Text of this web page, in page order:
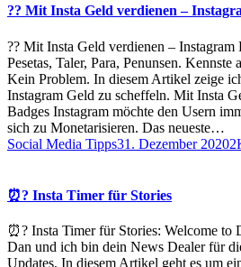
?? Mit Insta Geld verdienen –
?? Mit Insta Geld verdienen – Instagram
Pesetas, Taler, Para, Penunsen. Kennste
Kein Problem. In diesem Artikel zeige
Instagram Geld zu scheffeln. Mit Insta
Badges Instagram möchte den Usern
sich zu Monetarisieren. Das neueste…
Social Media Tipps31. Dezember 2020
⏰? Insta Timer für Stories
⏰? Insta Timer für Stories: Welcome to
Dan und ich bin dein News Dealer für
Updates. In diesem Artikel geht es um